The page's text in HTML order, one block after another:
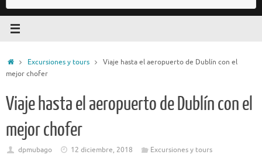
InicioExcursiones y tours
Viaje hasta el aeropuerto de Dublín con el
mejor chofer
Viaje hasta el aeropuerto de Dublín con el
mejor chofer
dpmubago 12 diciembre, 2018 Excursiones y tours